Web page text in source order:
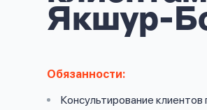
Якшур-
Обязанности:
Консультирование